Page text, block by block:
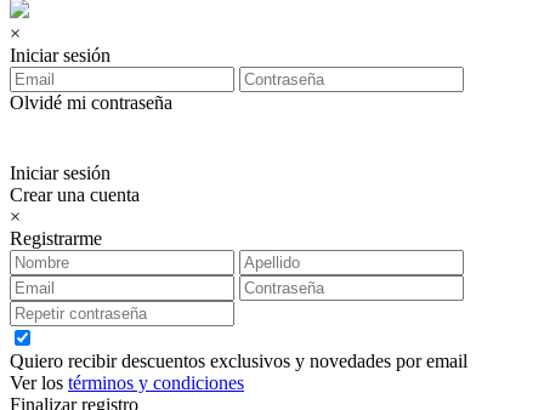
×
Iniciar sesión
Olvidé mi contraseña
Iniciar sesión
Crear una cuenta
×
Registrarme
Quiero recibir descuentos exclusivos y novedades por email
Ver los términos y condiciones
Finalizar registro